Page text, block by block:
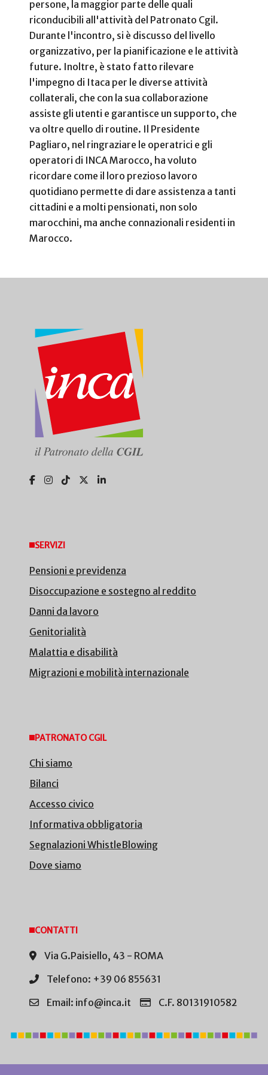
persone, la maggior parte delle quali
riconducibili all'attività del Patronato Cgil.
Durante l'incontro, si è discusso del livello
organizzativo, per la pianificazione e le attività
future. Inoltre, è stato fatto rilevare
l'impegno di Itaca per le diverse attività
collaterali, che con la sua collaborazione
assiste gli utenti e garantisce un supporto, che
va oltre quello di routine. Il Presidente
Pagliaro, nel ringraziare le operatrici e gli
operatori di INCA Marocco, ha voluto
ricordare come il loro prezioso lavoro
quotidiano permette di dare assistenza a tanti
cittadini e a molti pensionati, non solo
marocchini, ma anche connazionali residenti in
Marocco.
SERVIZI
Pensioni e previdenza
Disoccupazione e sostegno al reddito
Danni da lavoro
Genitorialità
Malattia e disabilità
Migrazioni e mobilità internazionale
PATRONATO CGIL
Chi siamo
Bilanci
Accesso civico
Informativa obbligatoria
Segnalazioni WhistleBlowing
Dove siamo
CONTATTI
Via G.Paisiello, 43 - ROMA
Telefono: +39 06 855631
Email: info@inca.it
C.F. 80131910582